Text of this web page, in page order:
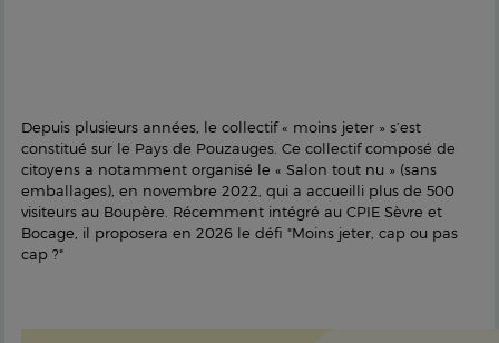
Depuis plusieurs années, le collectif « moins jeter » s’est
constitué sur le Pays de Pouzauges. Ce collectif composé de
citoyens a notamment organisé le « Salon tout nu » (sans
emballages), en novembre 2022, qui a accueilli plus de 500
visiteurs au Boupère. Récemment intégré au CPIE Sèvre et
Bocage, il proposera en 2026 le défi "Moins jeter, cap ou pas
cap ?"